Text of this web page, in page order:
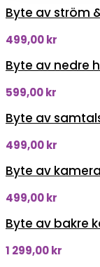
Byte av ström
499,00kr
Byte av nedre
599,00kr
Byte av
499,00kr
Byte av
499,00kr
Byte av bakre
1 299,00kr